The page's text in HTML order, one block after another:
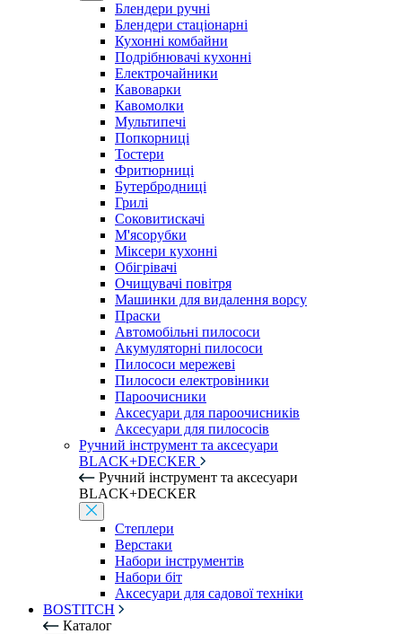
Блендери ручні
Блендери стаціонарні
Кухонні комбайни
Подрібнювачі кухонні
Електрочайники
Кавоварки
Кавомолки
Мультипечі
Попкорниці
Тостери
Фритюрниці
Бутербродниці
Грилі
Соковитискачі
М'ясорубки
Міксери кухонні
Обігрівачі
Очищувачі повітря
Машинки для видалення ворсу
Праски
Автомобільні пилососи
Акумуляторні пилососи
Пилососи мережеві
Пилососи електровіники
Пароочисники
Аксесуари для пароочисників
Аксесуари для пилососів
Ручний інструмент та аксесуари
BLACK+DECKER
Ручний інструмент та аксесуари
BLACK+DECKER
Степлери
Верстаки
Набори інструментів
Набори біт
Аксесуари для садової техніки
BOSTITCH
Каталог